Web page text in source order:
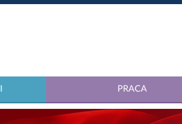
PRACA